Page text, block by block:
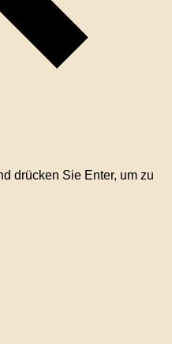
drücken Sie Enter, um zu